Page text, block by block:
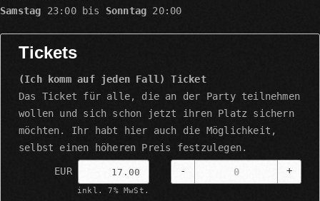
Samstag 23:00 bis Sonntag 20:00
Tickets
(Ich komm auf jeden Fall) Ticket
Das Ticket für alle, die an der Party teilnehmen
wollen und sich schon jetzt ihren Platz sichern
möchten. Ihr habt hier auch die Möglichkeit,
selbst einen höheren Preis festzulegen.
EUR
inkl. 7% MwSt.
- +